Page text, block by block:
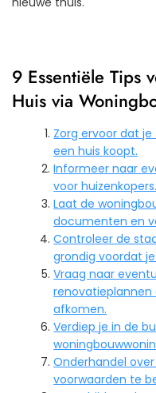
9 Essentiële Tips
Huis via
Zorg ervoor dat
een huis koopt.
Informeer naar
voor huizenkopers.
Laat de
documenten en
Controleer de
grondig voordat
Vraag naar
renovatieplannen
afkomen.
Verdiep je in de
Onderhandel
voorwaarden te